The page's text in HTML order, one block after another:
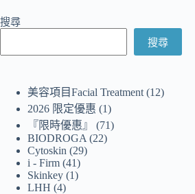
搜尋
搜尋
美容項目Facial Treatment 12
2026 限定優惠
1
『限時優惠』
71
BIODROGA
22
Cytoskin
29
i - Firm 41
Skinkey 1
LHH 4